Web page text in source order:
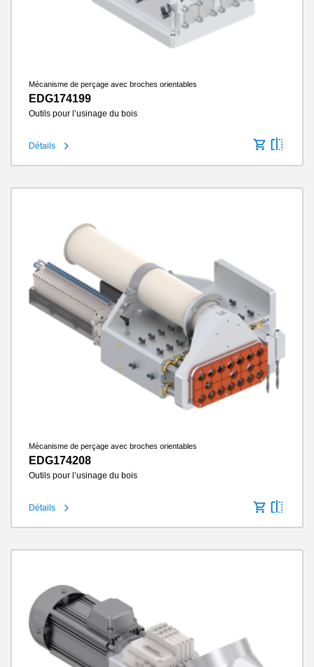
Mécanisme de perçage avec broches orientables
EDG174199
Outils pour l’usinage du bois
Détails
Mécanisme de perçage avec broches orientables
EDG174208
Outils pour l’usinage du bois
Détails